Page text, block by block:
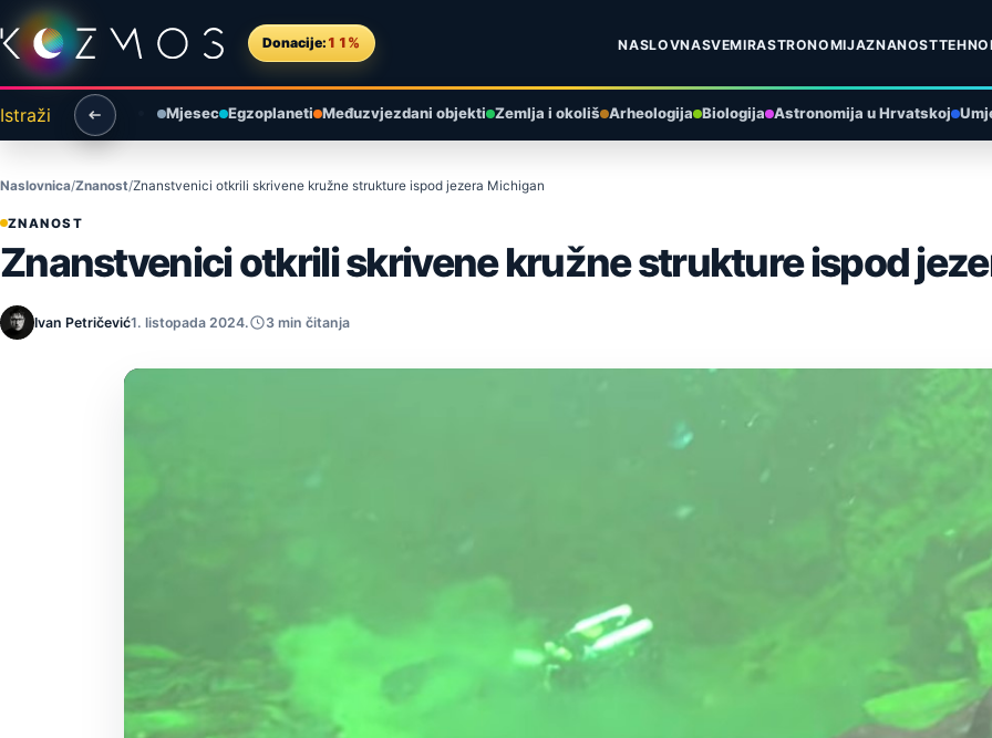
Preskoči na sadržaj
Donacije: 11% NASLOVNASVEMIRASTRONOMIJAZNANOST
Istraži Mjesec Egzoplaneti Međuzvjezdani objekti Zemlja i okoliš Arheologija Biologija Astronomija u Hrvatskoj
Naslovnica Znanost Znanstvenici otkrili skrivene kružne strukture ispod jezera Michigan
ZNANOST
Znanstvenici otkrili skrivene kružne strukture ispod
Ivan Petričević1. listopada 2024. 3 min čitanja